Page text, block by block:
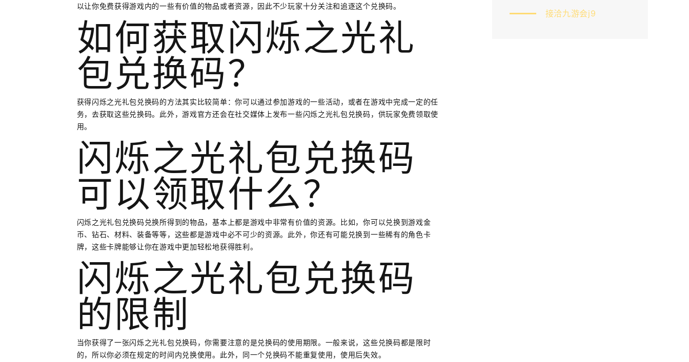
以让你免费获得游戏内的一些有价值的物品或者资源，因此不少玩家十分关注和追逐这个兑换码。
如何获取闪烁之光礼
包兑换码？
获得闪烁之光礼包兑换码的方法其实比较简单：你可以通过参加游戏的一些活动，或者在游戏中完成一定的任
务，去获取这些兑换码。此外，游戏官方还会在社交媒体上发布一些闪烁之光礼包兑换码，供玩家免费领取使
用。
闪烁之光礼包兑换码
可以领取什么？
闪烁之光礼包兑换码兑换所得到的物品，基本上都是游戏中非常有价值的资源。比如，你可以兑换到游戏金
币、钻石、材料、装备等等，这些都是游戏中必不可少的资源。此外，你还有可能兑换到一些稀有的角色卡
牌，这些卡牌能够让你在游戏中更加轻松地获得胜利。
闪烁之光礼包兑换码
的限制
当你获得了一张闪烁之光礼包兑换码，你需要注意的是兑换码的使用期限。一般来说，这些兑换码都是限时
的，所以你必须在规定的时间内兑换使用。此外，同一个兑换码不能重复使用，使用后失效。
接洽九游会j9